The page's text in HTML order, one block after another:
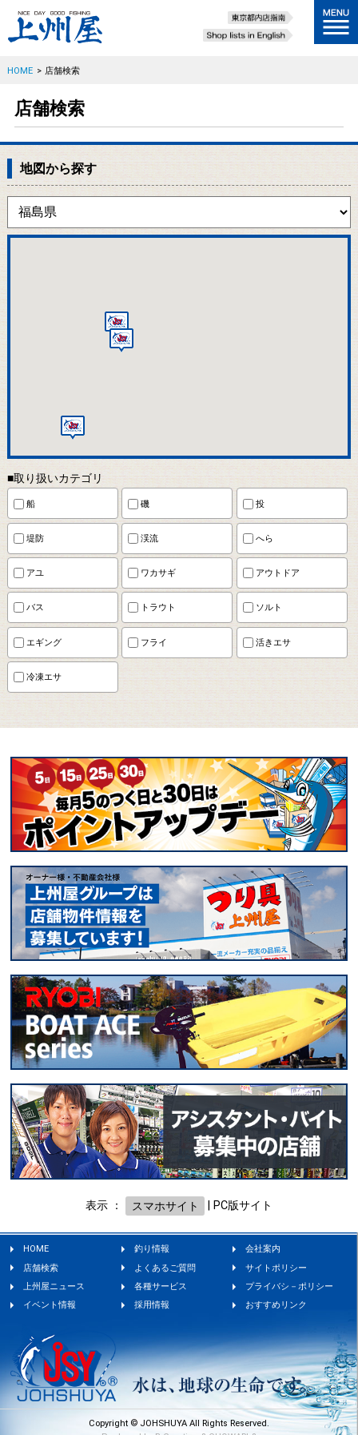
HOME > 店舗検索
店舗検索
地図から探す
■取り扱いカテゴリ
船 磯 投
堤防 渓流 へら
アユ ワカサギ アウトドア
バス トラウト ソルト
エギング フライ 活きエサ
冷凍エサ
表示 ： スマホサイト PC版サイト
HOME 釣り情報
会社案内
店舗検索
よくあるご質問
サイトポリシー
上州屋ニュース
各種サービス
プライバシ－ポリシー
イベント情報
採用情報 おすすめリンク
Copyright © JOHSHUYA All Rights Reserved.